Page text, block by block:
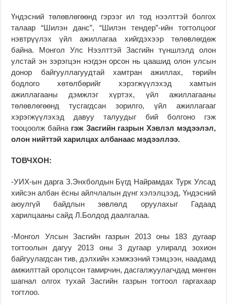
Үндэсний төлөвлөгөөнд гэрээг ил тод нээлттэй болгох
талаар “Шилэн данс”, “Шилэн тендер”-ийн тогтолцоог
нэвтрүүлэх үйл ажиллагаа хийгдэхээр төлөвлөгдөж
байна. Монгол Улс Нээлттэй Засгийн түншлэлд олон
улстай эн зэрэгцэн нэгдэн орсон нь цаашид олон улсын
донор байгууллагуудтай хамтран ажиллах, төрийн
бодлого хөтөлбөрийг хэрэгжүүлэхэд хамтын
ажиллагааны дэмжлэг хүртэх, үйл ажиллагааны
төлөвлөгөөнд тусгагдсан зорилго, үйл ажиллагааг
хэрэгжүүлэхэд давуу талуудыг бий болгоно гэж
тооцоолж байна гэж Засгийн газрын Хэвлэл мэдээлэл,
олон нийттэй харилцах албанаас мэдээллээ.
ТОВЧХОН:
-УИХ-ын дарга З.Энхболдын Бүгд Найрамдах Турк Улсад
хийсэн албан ёсны айлчлалын дүнг хэлэлцээд, Үндэсний
аюулгүй байдлын зөвлөлд оруулахыг Гадаад
харилцааны сайд Л.Болдод даалгалаа.
-Монгол Улсын Засгийн газрын 2013 оны 183 дугаар
тогтоолын дагуу 2013 оны 3 дугаар улиралд зохион
байгуулагдсан тив, дэлхийн хэмжээний тэмцээн, наадамд
амжилттай оролцсон тамирчин, дасгалжуулагчдад мөнгөн
шагнал олгох тухай Засгийн газрын тогтоол гаргахаар
тогтлоо.